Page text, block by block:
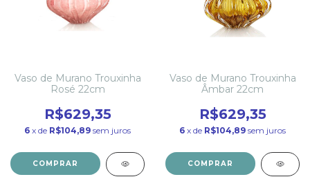
Vaso de Murano Trouxinha
Rosé 22cm
R$629,35
6 x de R$104,89 sem juros
Vaso de Murano Trouxinha
Âmbar 22cm
R$629,35
6 x de R$104,89 sem juros